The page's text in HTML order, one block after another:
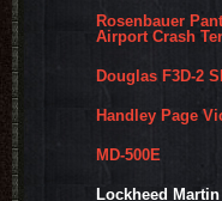
Rosenbauer
Airport Crash
Douglas F3D-2
Handley Page
MD-500E
Lockheed Martin